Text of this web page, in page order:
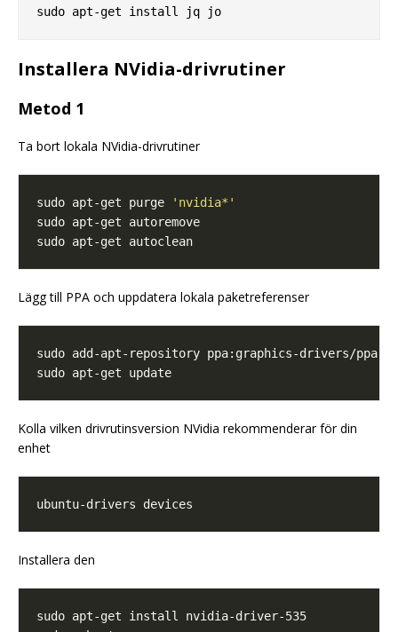
Installera NVidia-drivrutiner
Metod 1
Ta bort lokala NVidia-drivrutiner
sudo apt-get purge
'nvidia*'
Lägg till PPA och uppdatera lokala paketreferenser
Kolla vilken drivrutinsversion NVidia rekommenderar för din
enhet
Installera den